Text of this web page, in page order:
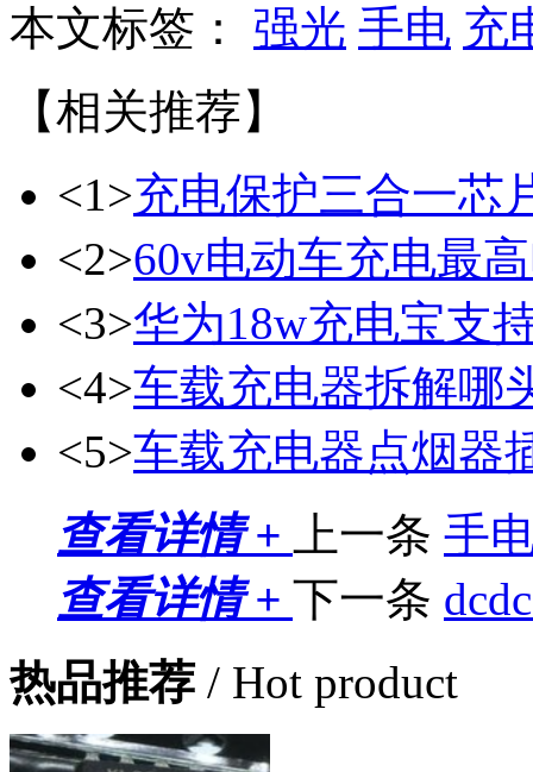
本文标签： 强光 手电 充
【相关推荐】
<1>充电保护三合一芯
<2>60v电动车充电最
<3>华为18w充电宝支
<4>车载充电器拆解哪
<5>车载充电器点烟器
查看详情 +
上一条 手
查看详情 + 下一条
热品推荐 / Hot product